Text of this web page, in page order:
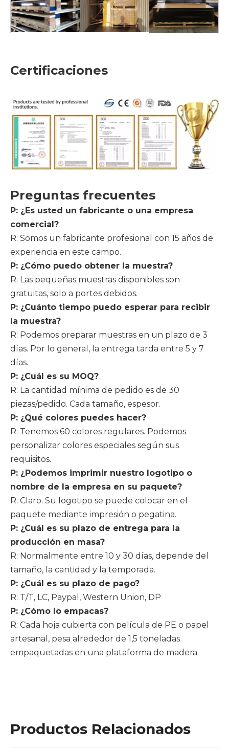
Certificaciones
Preguntas frecuentes
P: ¿Es usted un fabricante o una empresa
comercial?
R: Somos un fabricante profesional con 15 años de
experiencia en este campo.
P: ¿Cómo puedo obtener la muestra?
R: Las pequeñas muestras disponibles son
gratuitas, solo a portes debidos.
P: ¿Cuánto tiempo puedo esperar para recibir
la muestra?
R: Podemos preparar muestras en un plazo de 3
días. Por lo general, la entrega tarda entre 5 y 7
días.
P: ¿Cuál es su MOQ?
R: La cantidad mínima de pedido es de 30
piezas/pedido. Cada tamaño, espesor.
P: ¿Qué colores puedes hacer?
R: Tenemos 60 colores regulares. Podemos
personalizar colores especiales según sus
requisitos.
P: ¿Podemos imprimir nuestro logotipo o
nombre de la empresa en su paquete?
R: Claro. Su logotipo se puede colocar en el
paquete mediante impresión o pegatina.
P: ¿Cuál es su plazo de entrega para la
producción en masa?
R: Normalmente entre 10 y 30 días, depende del
tamaño, la cantidad y la temporada.
P: ¿Cuál es su plazo de pago?
R: T/T, LC, Paypal, Western Union, DP
P: ¿Cómo lo empacas?
R: Cada hoja cubierta con película de PE o papel
artesanal, pesa alrededor de 1,5 toneladas
empaquetadas en una plataforma de madera.
Productos Relacionados